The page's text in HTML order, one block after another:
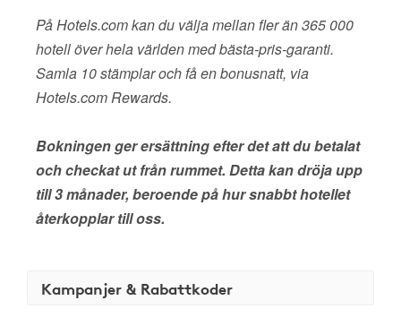
På Hotels.com kan du välja mellan fler än 365 000
hotell över hela världen med bästa-pris-garanti.
Samla 10 stämplar och få en bonusnatt, via
Hotels.com Rewards.
Bokningen ger ersättning efter det att du betalat
och checkat ut från rummet. Detta kan dröja upp
till 3 månader, beroende på hur snabbt hotellet
återkopplar till oss.
Kampanjer & Rabattkoder